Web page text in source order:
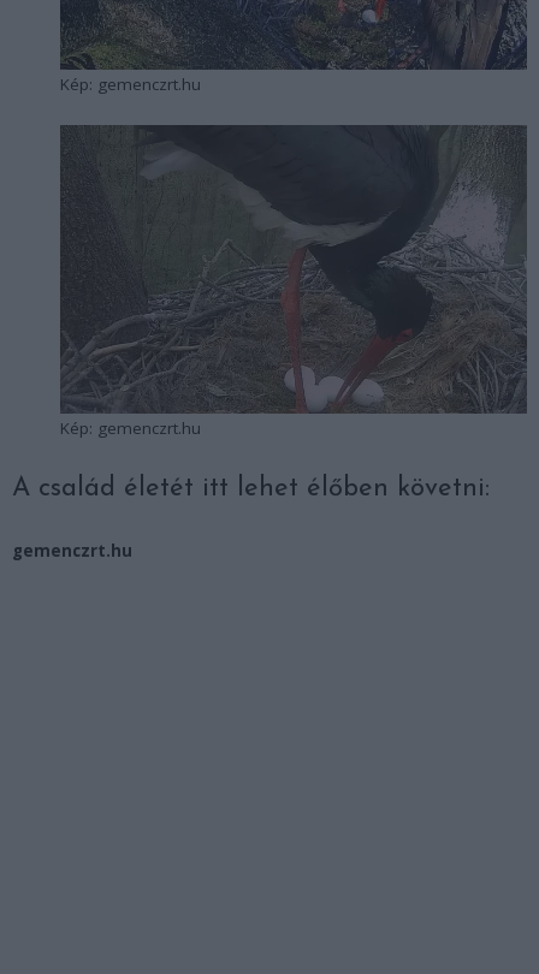
Kép: gemenczrt.hu
Kép: gemenczrt.hu
A család életét itt lehet élőben követni:
gemenczrt.hu